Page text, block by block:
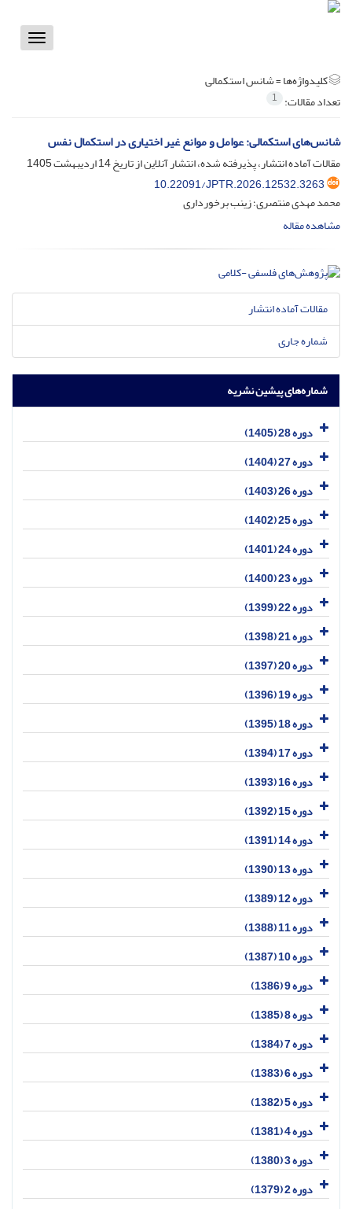
Toggle
کلیدواژه‌ها =شانس استکمالی
تعداد مقالات: 1
شانس‌های استکمالی: عوامل و موانع غیر اختیاری در استکمال نفس
مقالات آماده انتشار، پذیرفته شده، انتشار آنلاین از تاریخ14 اردیبهشت 1405
10.22091/JPTR.2026.12532.3263
محمد مهدی منتصری؛ زینب برخورداری
مشاهده مقاله
مقالات آماده انتشار
شماره جاری
شماره‌های پیشین نشریه
دوره 28 (1405)
دوره 27 (1404)
دوره 26 (1403)
دوره 25 (1402)
دوره 24 (1401)
دوره 23 (1400)
دوره 22 (1399)
دوره 21 (1398)
دوره 20 (1397)
دوره 19 (1396)
دوره 18 (1395)
دوره 17 (1394)
دوره 16 (1393)
دوره 15 (1392)
دوره 14 (1391)
دوره 13 (1390)
دوره 12 (1389)
دوره 11 (1388)
دوره 10 (1387)
دوره 9 (1386)
دوره 8 (1385)
دوره 7 (1384)
دوره 6 (1383)
دوره 5 (1382)
دوره 4 (1381)
دوره 3 (1380)
دوره 2 (1379)